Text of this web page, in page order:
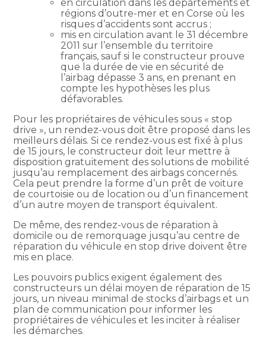
en circulation dans les départements et
régions d’outre-mer et en Corse où les
risques d’accidents sont accrus ;
mis en circulation avant le 31 décembre
2011 sur l’ensemble du territoire
français, sauf si le constructeur prouve
que la durée de vie en sécurité de
l’airbag dépasse 3 ans, en prenant en
compte les hypothèses les plus
défavorables.
Pour les propriétaires de véhicules sous « stop
drive », un rendez-vous doit être proposé dans les
meilleurs délais. Si ce rendez-vous est fixé à plus
de 15 jours, le constructeur doit leur mettre à
disposition gratuitement des solutions de mobilité
jusqu’au remplacement des airbags concernés.
Cela peut prendre la forme d’un prêt de voiture
de courtoisie ou de location ou d’un financement
d’un autre moyen de transport équivalent.
De même, des rendez-vous de réparation à
domicile ou de remorquage jusqu’au centre de
réparation du véhicule en stop drive doivent être
mis en place.
Les pouvoirs publics exigent également des
constructeurs un délai moyen de réparation de 15
jours, un niveau minimal de stocks d’airbags et un
plan de communication pour informer les
propriétaires de véhicules et les inciter à réaliser
les démarches.